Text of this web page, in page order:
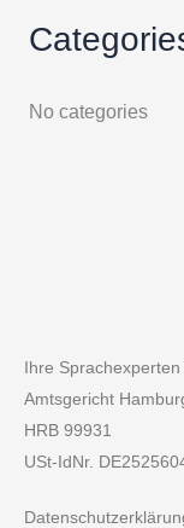
No categories
Ihre
Amtsgericht
HRB 99931
USt-IdNr.